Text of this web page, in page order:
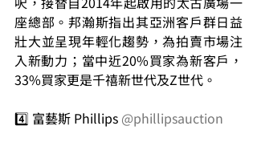
座總部。邦瀚斯指出其亞洲客戶群日益
壯大並呈現年輕化趨勢，為拍賣市場注
入新動力；當中近20%買家為新客戶，
33%買家更是千禧新世代及Z世代。
4️⃣ 富藝斯 Phillips @phillipsauction